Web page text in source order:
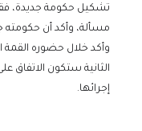
تشكيل حكومة جديدة،
مسألة، وأكد أن حكومته
وأكد خلال حضوره القمة
الثانية ستكون الاتفاق
إجرائها.